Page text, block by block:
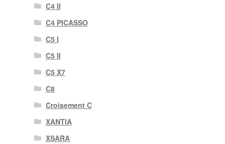
C4 II
C4 PICASSO
C5 I
C5 II
C5 X7
C8
Croisement C
XANTIA
XSARA